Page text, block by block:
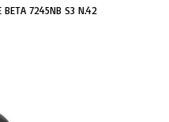
BETA 7245NB S3 N.42